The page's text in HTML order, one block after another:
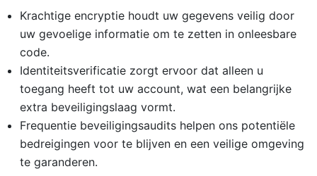
Krachtige encryptie houdt uw gegevens veilig door
uw gevoelige informatie om te zetten in onleesbare
code.
Identiteitsverificatie zorgt ervoor dat alleen u
toegang heeft tot uw account, wat een belangrijke
extra beveiligingslaag vormt.
Frequentie beveiligingsaudits helpen ons potentiële
bedreigingen voor te blijven en een veilige omgeving
te garanderen.